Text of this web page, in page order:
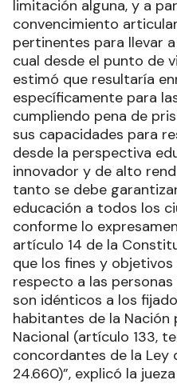
limitación alguna, y a
convencimiento
pertinentes para llevar
cual desde el punto de
estimó que resultaría
específicamente para
cumpliendo pena de
sus capacidades para
desde la perspectiva
innovador y de alto
tanto se debe
educación a todos los
conforme lo
artículo 14 de la
que los fines y
respecto a las
son idénticos a los
habitantes de la Nación
Nacional (artículo 133,
concordantes de la Ley
24.660)”, explicó la